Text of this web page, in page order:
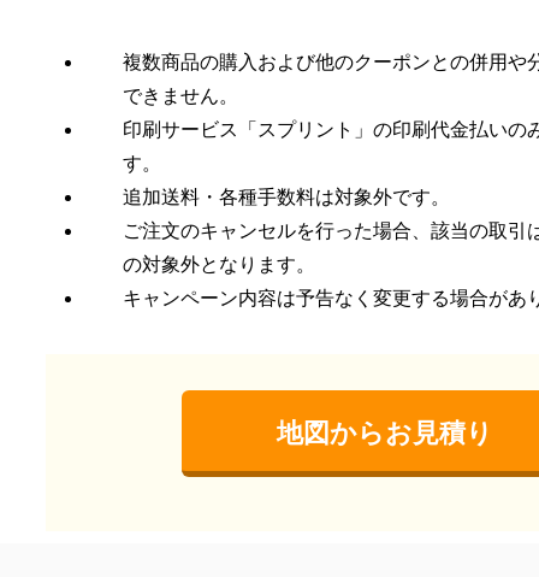
複数商品の購入および他のクーポンとの併用や
できません。
印刷サービス「スプリント」の印刷代金払いの
す。
追加送料・各種手数料は対象外です。
ご注文のキャンセルを行った場合、該当の取引
の対象外となります。
キャンペーン内容は予告なく変更する場合があ
地図からお見積り